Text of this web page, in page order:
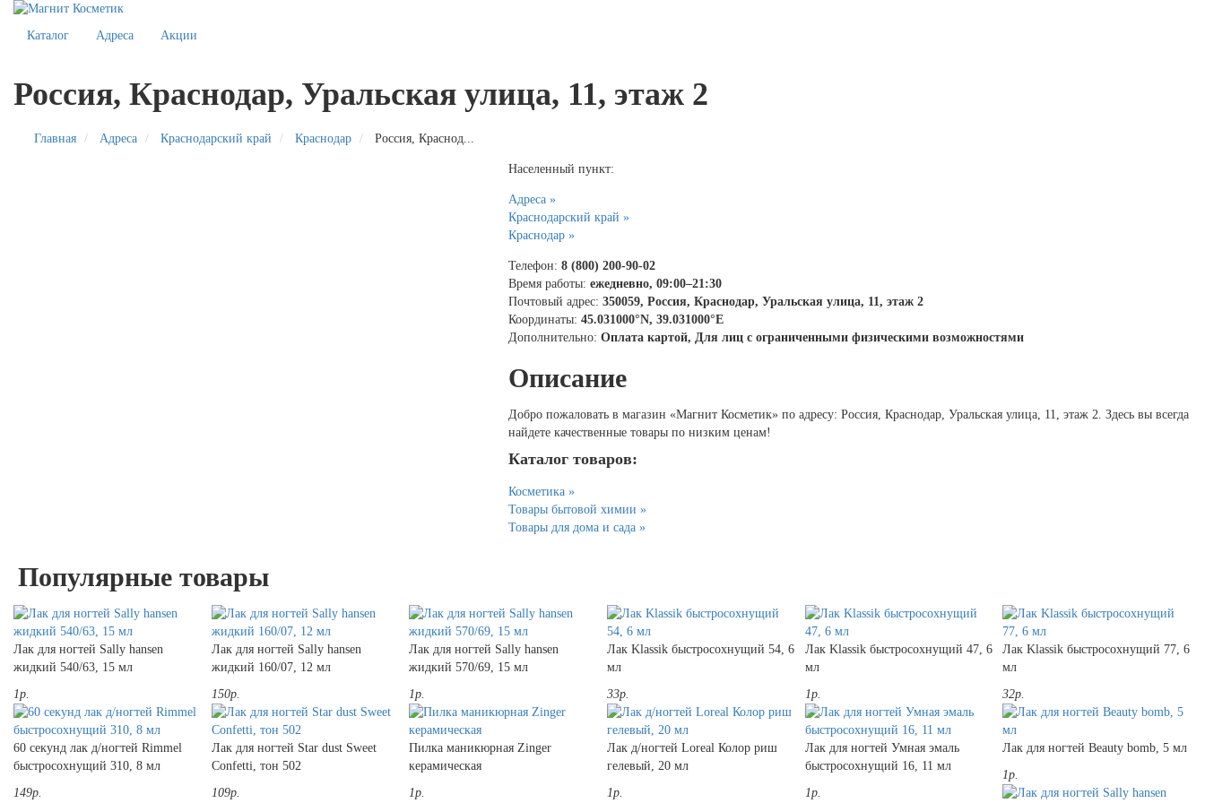
Каталог Адреса Акции
Россия, Краснодар, Уральская улица, 11, этаж 2
Главная Адреса Краснодарский край Краснодар Россия, Краснод...
Населенный пункт:
Адреса »
Краснодарский край »
Краснодар »
Телефон: 8 (800) 200-90-02
Время работы: ежедневно, 09:00–21:30
Почтовый адрес: 350059, Россия, Краснодар, Уральская улица, 11, этаж 2
Координаты: 45.031000°N, 39.031000°E
Дополнительно: Оплата картой, Для лиц с ограниченными физическими возможностями
Описание
Добро пожаловать в магазин «Магнит Косметик» по адресу: Россия, Краснодар, Уральская улица, 11, этаж 2. Здесь вы всегда
найдете качественные товары по низким ценам!
Каталог товаров:
Косметика »
Товары бытовой химии »
Товары для дома и сада »
Популярные товары
Лак для ногтей Sally hansen
жидкий 540/63, 15 мл
1р.
Лак для ногтей Sally hansen
жидкий 160/07, 12 мл
150р.
Лак для ногтей Sally hansen
жидкий 570/69, 15 мл
1р.
Лак Klassik быстросохнущий 54, 6
мл
33р.
Лак Klassik быстросохнущий 47, 6
мл
1р.
Лак Klassik быстросохнущий 77, 6
мл
32р.
60 секунд лак д/ногтей Rimmel
быстросохнущий 310, 8 мл
149р.
Лак для ногтей Star dust Sweet
Confetti, тон 502
109р.
Пилка маникюрная Zinger
керамическая
1р.
Лак д/ногтей Loreal Колор риш
гелевый, 20 мл
1р.
Лак для ногтей Умная эмаль
быстросохнущий 16, 11 мл
1р.
Лак для ногтей Beauty bomb, 5 мл
1р.